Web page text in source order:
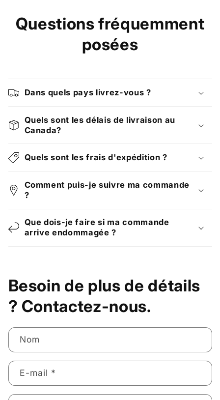
Questions fréquemment
posées
Dans quels pays livrez-vous ?
Quels sont les délais de livraison au
Canada?
Quels sont les frais d'expédition ?
Comment puis-je suivre ma commande
?
Que dois-je faire si ma commande
arrive endommagée ?
Besoin de plus de détails
? Contactez-nous.
Nom
E-mail *